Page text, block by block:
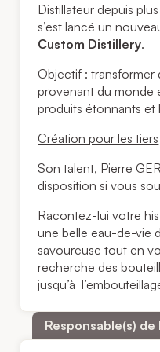
Distillateur depuis
s’est lancé un
Custom Distillery.
Objectif : transformer
provenant du monde
produits étonnants et
Création pour les tiers
Son talent, Pierre
disposition si vous
Racontez-lui votre
une belle eau-de-vie
savoureuse tout en
recherche des
jusqu’à
Responsable(s) de